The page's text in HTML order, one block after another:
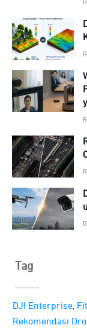
Tag
DJI Enterprise,
Rekomendasi